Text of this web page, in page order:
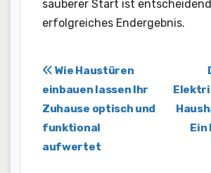
sauberer Start ist
erfolgreiches Endergebnis.
Post
navigation
Ein
Wie Haustüren
einbauen lassen Ihr
Zuhause optisch und
funktional
aufwertet